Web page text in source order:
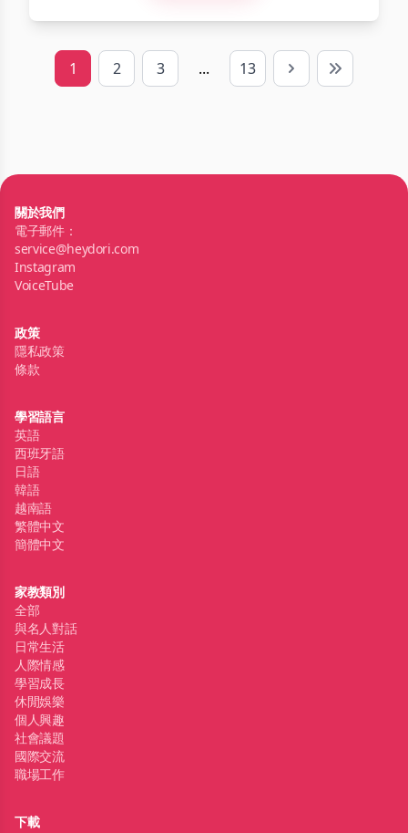
1 2 3 ... 13 Next Last
關於我們
電子郵件：
service@heydori.com
Instagram
VoiceTube
政策
隱私政策
條款
學習語言
英語
西班牙語
日語
韓語
越南語
繁體中文
簡體中文
家教類別
全部
與名人對話
日常生活
人際情感
學習成長
休閒娛樂
個人興趣
社會議題
國際交流
職場工作
下載